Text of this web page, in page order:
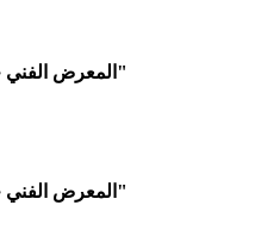
المعرض الفني جسر الزرقاء - "قصة بلد على البحر"
المعرض الفني جسر الزرقاء - "قصة بلد على البحر"